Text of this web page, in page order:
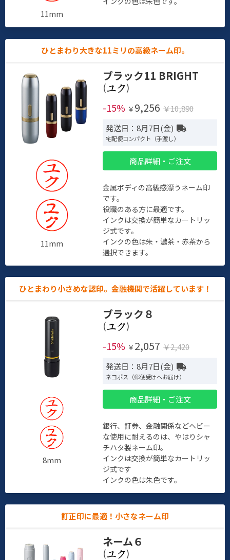
11mm
ひとまわり大きな11ミリの高級ネーム印。
11mm
ブラック11 BRIGHT
(
)
-15% ￥ 9,256 ￥10,890
発送日：8月7日(金)
宅配便コンパクト（手渡し）
商品詳細・ご注文
金属ボディの高級感漂うネーム印
です。
役職のある方に最適です。
インクは交換が簡単なカートリッ
ジ式です。
インクの色は朱・濃茶・赤茶から
選択できます。
ひとまわり小さめな認印。金融機関で活躍しています！
8mm
ブラック８
(
)
-15% ￥ 2,057 ￥2,420
発送日：8月7日(金)
ネコポス（郵便受けへお届け）
商品詳細・ご注文
銀行、証券、金融関係などヘビー
な使用に耐えるのは、やはりシャ
チハタ製ネーム印。
インクは交換が簡単なカートリッ
ジ式です
インクの色は朱色です。
訂正印に最適！小さなネーム印
ネーム６
(
)